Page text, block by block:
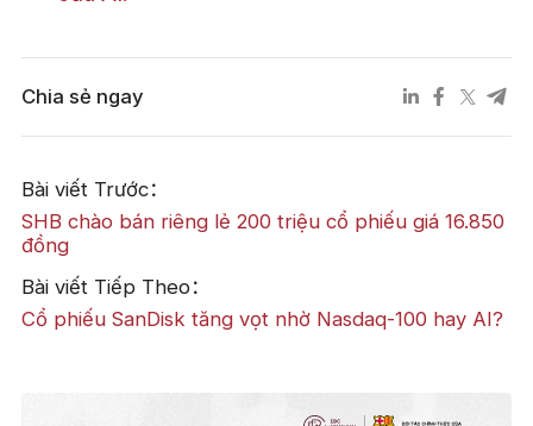
Chia sẻ ngay
Bài viết Trước：
SHB chào bán riêng lẻ 200 triệu cổ phiếu giá 16.850
đồng
Bài viết Tiếp Theo：
Cổ phiếu SanDisk tăng vọt nhờ Nasdaq-100 hay AI?